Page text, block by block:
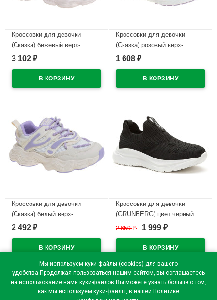
Мы используем куки-файлы (cookies) для вашего
удобства.Продолжая пользоваться нашим сайтом, вы соглашаетесь
на использование нами куки-файлов.Вы можете узнать больше о том,
как мы используем куки-файлы, в нашей Политике
Кроссовки для девочки
(Сказка) бежевый верх-
искуственная кожа
R000094229K
3 102 ₽
Кроссовки для девочки
(Сказка) розовый верх-
искуственная кожа
R000194362P
1 608 ₽
Кроссовки для девочки
(Сказка) белый верх-
искуственная кожа
R263894002W
В наличии
2 492 ₽
Кроссовки для девочки
(GRUNBERG) цвет черный
верх-текстиль подкладка-
В наличии
2 659₽ 1 999 ₽